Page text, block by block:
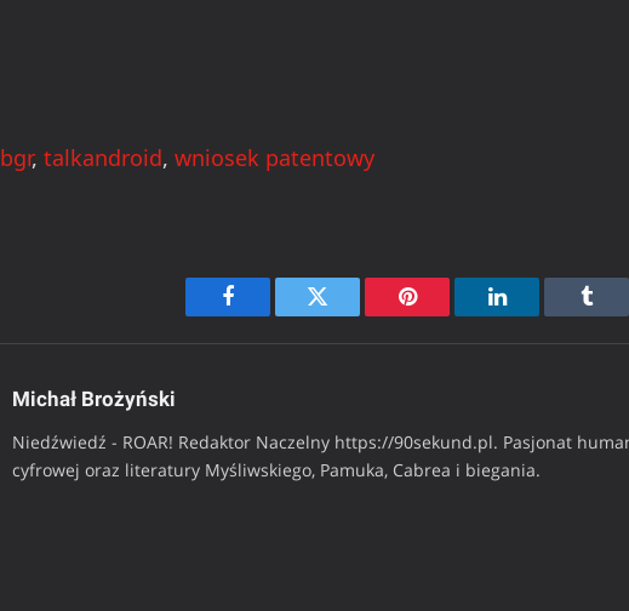
bgr, talkandroid, wniosek patentowy
Facebook Twitter Pinterest LinkedIn
Michał Brożyński
Niedźwiedź - ROAR! Redaktor Naczelny https://90sekund.pl. Pasjonat
cyfrowej oraz literatury Myśliwskiego, Pamuka, Cabrea i biegania.